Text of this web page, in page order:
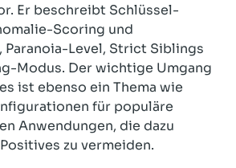
Er beschreibt Schlüssel-
Scoring und
Level, Strict Siblings
Modus. Der wichtige Umgang
ist ebenso ein Thema wie
für populäre
Anwendungen, die dazu
zu vermeiden.